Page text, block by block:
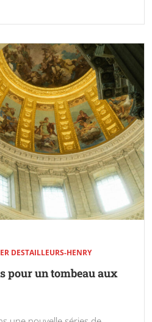
DESTAILLEURS-HENRY
pour un tombeau aux